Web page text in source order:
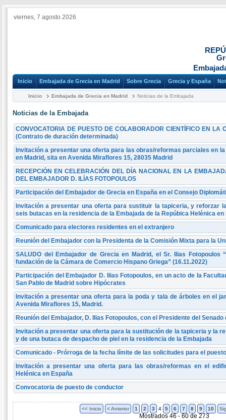
viernes, 7 agosto 2026
Inicio Embajada de Grecia en Madrid Sobre Grecia Grecia y España
Inicio Embajada de Grecia en Madrid Noticias de la Embajada
Noticias de la Embajada
CONVOCATORIA DE PUESTO DE COLABORADOR CIENTÍFICO EN LA
(Contrato de duración determinada)
Invitación a presentar una oferta para las obras/reformas parciales en
en Madrid, sita en Avenida Miraflores 15, 28035 Madrid
RECEPCIÓN EN CELEBRACIÓN DEL DÍA NACIONAL EN LA
DEL EMBAJADOR D. ΙLÍAS FOTOPOULOS
Participación del Embajador de Grecia en España en el Consejo
Invitación a presentar una oferta para sustituir la tapiceria, y reforzar
seis butacas en la residencia de la Embajada de la Repúbica Helénica en
Comunicado para electores residentes en el extranjero
Reunión del Embajador con la Presidenta de la Comisión Mixta para la
SALUDO del Embajador de Grecia en Madrid, el Sr. Ilias Fotopoulos
fundación de la Cámara de Comercio Hispano Griega” (16.11.2022)
Participación del Embajador D. Ilias Fotopoulos, en un acto de la
San Pablo de Madrid sobre Hipócrates
Invitación a presentar una oferta para la poda y tala de árboles en el
Avenida Miraflores 15, Madrid.
Reunión del Embajador, D. Ilias Fotopoulos, con el Presidente del
Invitación a presentar una oferta para la sustitución de la tapiceria y la
y de una butaca de despacho de piel en la residencia de la Embajada
Comunicado - Prórroga de la fecha límite de las solicitudes para el
Invitación a presentar una oferta para las obras/reformas en el
Helénica en España
Convocatoria de puesto de conductor
<< Inicio < Anterior 1 2 3 4 5 6 7 8 9 10
Mostrados 46 - 60 de 273